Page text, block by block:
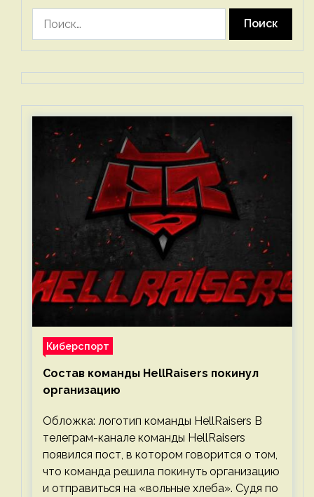
Киберспорт
Состав команды HellRaisers покинул
организацию
Обложка: логотип команды HellRaisers В
телеграм-канале команды HellRaisers
появился пост, в котором говорится о том,
что команда решила покинуть организацию
и отправиться на «вольные хлеба». Судя по